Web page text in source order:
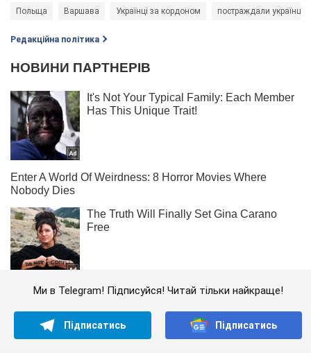
Польща Варшава Українці за кордоном постраждали українці
Редакційна політика